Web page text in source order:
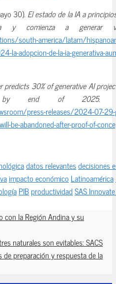
30). El estado de la IA a
y comienza a generar
south-america/latam/
la-adopcion-de-la-ia-generativa-
predicts 30% of generative AI
by end of 2025.
press-releases/2024-07-
be-abandoned-after-proof-of-
datos relevantesdecisiones
impacto económico Latinoamérica
PIBproductividadSAS
con la Región Andina y su
naturales son evitables: SACS
preparación y respuesta de la